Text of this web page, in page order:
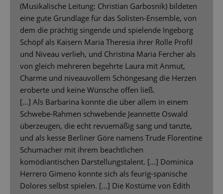
(Musikalische Leitung: Christian Garbosnik) bildeten
eine gute Grundlage für das Solisten-Ensemble, von
dem die prächtig singende und spielende Ingeborg
Schöpf als Kaisern Maria Theresia ihrer Rolle Profil
und Niveau verlieh, und Christina Maria Fercher als
von gleich mehreren begehrte Laura mit Anmut,
Charme und niveauvollem Schöngesang die Herzen
eroberte und keine Wünsche offen ließ.
[...] Als Barbarina konnte die über allem in einem
Schwebe-Rahmen schwebende Jeannette Oswald
überzeugen, die echt revuemäßig sang und tanzte,
und als kesse Berliner Göre namens Trude Florentine
Schumacher mit ihrem beachtlichen
komödiantischen Darstellungstalent. […] Dominica
Herrero Gimeno konnte sich als feurig-spanische
Dolores selbst spielen. […] Die Kostüme von Edith